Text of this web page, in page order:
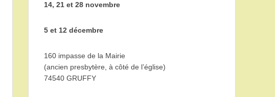
14, 21 et 28 novembre
5 et 12 décembre
160 impasse de la Mairie
(ancien presbytère, à côté de l’église)
74540 GRUFFY